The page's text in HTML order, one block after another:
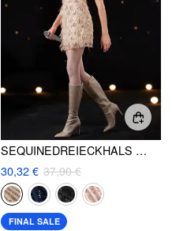
SEQUINEDREIECKHALS GEOMETRISCHES TASSELMIDI-KLEID
30,32 € 37,90 €
FINAL SALE